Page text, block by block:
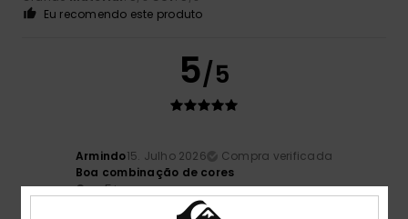
Eu recomendo este produto
5/5
Armindo15. Julho 2026
Compra verificada
Boa combinação de cores
Cor: 5/5